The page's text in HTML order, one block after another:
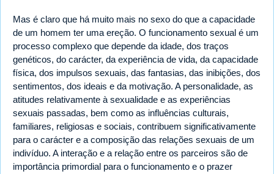
Mas é claro que há muito mais no sexo do que a capacidade
de um homem ter uma ereção. O funcionamento sexual é um
processo complexo que depende da idade, dos traços
genéticos, do carácter, da experiência de vida, da capacidade
física, dos impulsos sexuais, das fantasias, das inibições, dos
sentimentos, dos ideais e da motivação. A personalidade, as
atitudes relativamente à sexualidade e as experiências
sexuais passadas, bem como as influências culturais,
familiares, religiosas e sociais, contribuem significativamente
para o carácter e a composição das relações sexuais de um
indivíduo. A interação e a relação entre os parceiros são de
importância primordial para o funcionamento e o prazer